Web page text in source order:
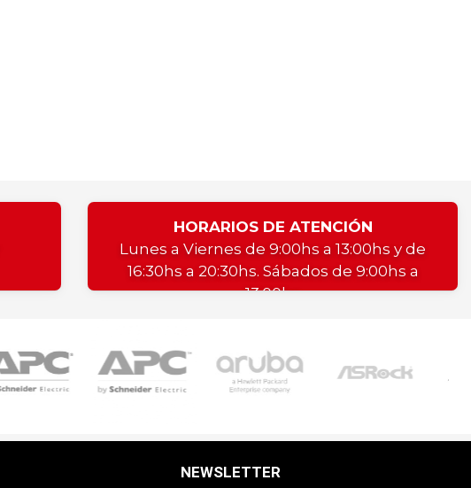
HORARIOS DE ATENCIÓN
Lunes a Viernes de 9:00hs a 13:00hs y de
16:30hs a 20:30hs. Sábados de 9:00hs a
13:00hs
NEWSLETTER